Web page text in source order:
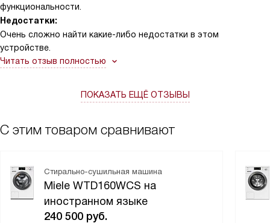
функциональности.
Недостатки:
Очень сложно найти какие-либо недостатки в этом
устройстве.
Читать отзыв полностью
ПОКАЗАТЬ ЕЩЁ ОТЗЫВЫ
С этим товаром сравнивают
Стирально-сушильная машина
Miele WTD160WCS на
иностранном языке
240 500 руб.